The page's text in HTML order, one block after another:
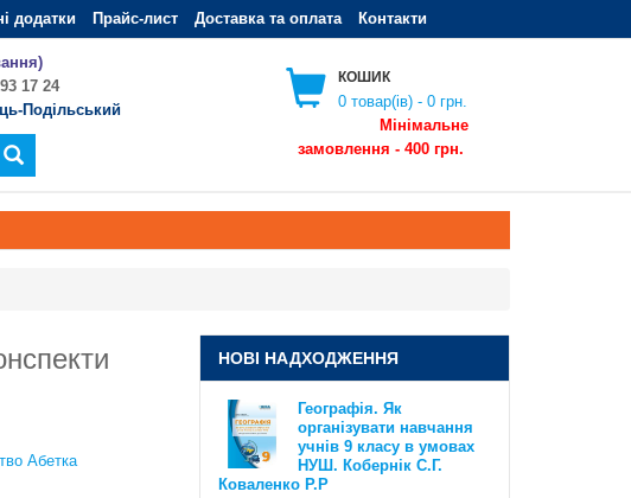
додатки Прайс-лист Доставка та оплата Контакти
17 24
Подільський
КОШИК
0 товар(ів) - 0 грн.
Мінімальне
замовлення - 400 грн.
Абетка
НОВІ НАДХОДЖЕННЯ
Географія. Як
організувати навчання
учнів 9 класу в умовах
НУШ. Кобернік С.Г.
Коваленко Р.Р
Географія. Як організувати
навчання учнів 6 класу в умовах
НУШ. Методичний посібник для
вчителя. Кобернік С.Г. Коваленко